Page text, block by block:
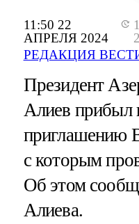
11:50 22
АПРЕЛЯ 2024
РЕДАКЦИЯ
Президент
Алиев прибыл
приглашению
с которым
Об этом
Алиева.